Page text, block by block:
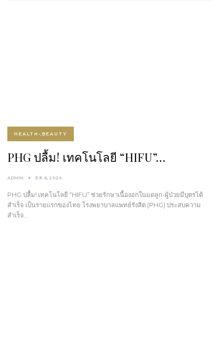
HEALTH-ฺBEAUTY
PHG ปลื้ม! เทคโนโลยี “HIFU”…
ADMIN ธ.ค. 6, 2024
PHG ปลื้ม! เทคโนโลยี “HIFU” ช่วยรักษาเนื้องอกในมดลูก-ผู้ป่วยมีบุตรได้
สำเร็จ เป็นรายแรกของไทย โรงพยาบาลแพทย์รังสิต (PHG) ประสบความ
สำเร็จ…